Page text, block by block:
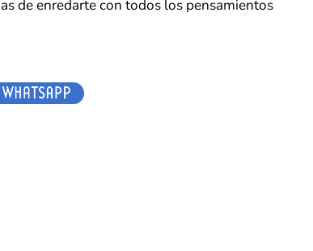
de enredarte con todos los pensamientos